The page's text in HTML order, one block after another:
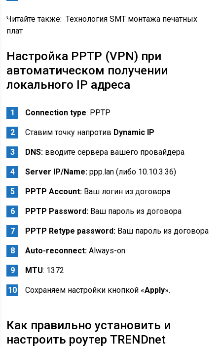
Читайте также: Технология SMT монтажа печатных
плат
Настройка PPTP (VPN) при
автоматическом получении
локального IP адреса
Connection type: PPTP
Ставим точку напротив Dynamic IP
DNS: вводите сервера вашего провайдера
Server IP/Name: ppp.lan (либо 10.10.3.36)
PPTP Account: Ваш логин из договора
PPTP Password: Ваш пароль из договора
PPTP Retype password: Ваш пароль из договора
Auto-reconnect: Always-on
MTU: 1372
Сохраняем настройки кнопкой «Apply».
Как правильно установить и
настроить роутер TRENDnet